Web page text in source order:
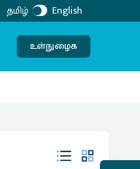
தமிழ் English
உள்நுழைக